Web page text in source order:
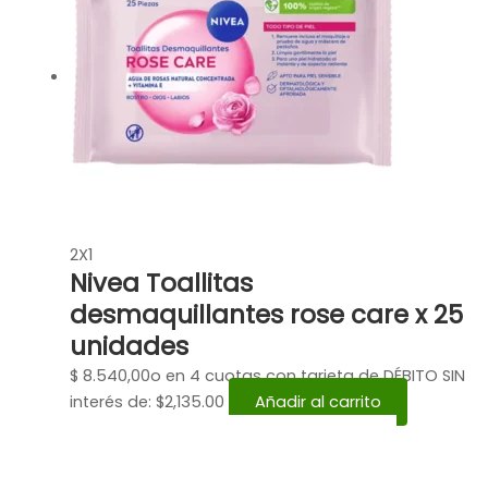
2X1
Nivea Toallitas
desmaquillantes rose care x 25
unidades
$ 8.540,00o en 4 cuotas con tarjeta de DÉBITO SIN
interés de: $2,135.00
Añadir al carrito